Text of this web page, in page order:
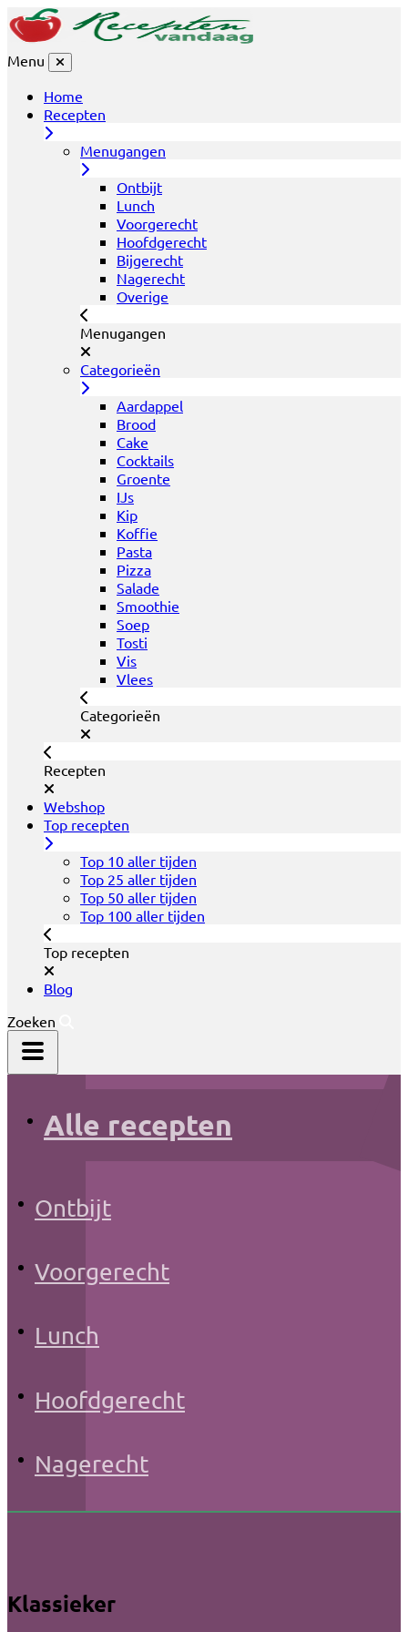
Menu
Home
Recepten
Menugangen
Ontbijt
Lunch
Voorgerecht
Hoofdgerecht
Bijgerecht
Nagerecht
Overige
Menugangen
Categorieën
Aardappel
Brood
Cake
Cocktails
Groente
IJs
Kip
Koffie
Pasta
Pizza
Salade
Smoothie
Soep
Tosti
Vis
Vlees
Categorieën
Recepten
Webshop
Top recepten
Top 10 aller tijden
Top 25 aller tijden
Top 50 aller tijden
Top 100 aller tijden
Top recepten
Blog
Zoeken
Alle recepten
Ontbijt
Voorgerecht
Lunch
Hoofdgerecht
Nagerecht
Klassieker